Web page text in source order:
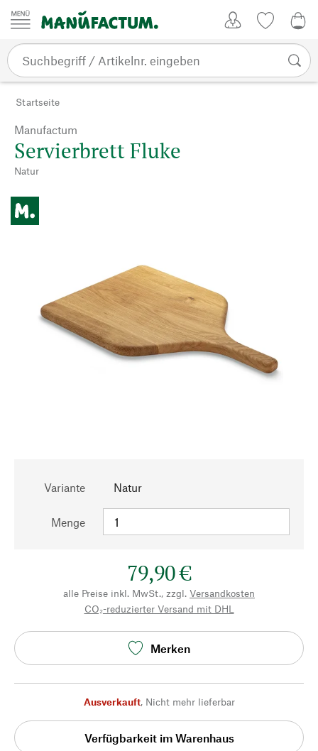
Zum Inhalt springen
Startseite
Manufactum
Servierbrett Fluke
Natur
Variante Natur
Menge
79,90 €
alle Preise inkl. MwSt., zzgl. Versandkosten
CO₂-reduzierter Versand mit DHL
Merken
Ausverkauft, Nicht mehr lieferbar
Verfügbarkeit im Warenhaus